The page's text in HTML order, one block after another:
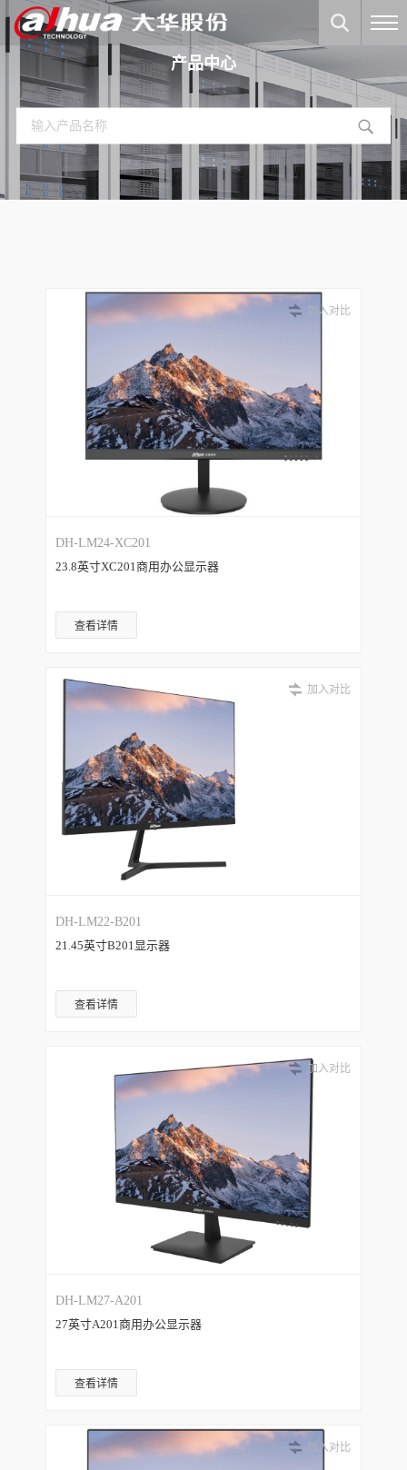
产品中心
加入对比
DH-LM24-XC201
23.8英寸XC201商用办公显示器
查看详情
加入对比
DH-LM22-B201
21.45英寸B201显示器
查看详情
加入对比
DH-LM27-A201
27英寸A201商用办公显示器
查看详情
加入对比